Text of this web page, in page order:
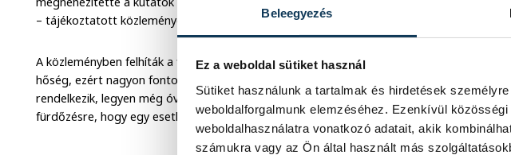
Beleegyezés
Ez a weboldal sütiket használ
Sütiket használunk a tartalmak és hirdetések
weboldalforgalmunk elemzéséhez. Ezenkívül
weboldalhasználatra vonatkozó adatait, akik
számukra vagy az Ön által használt más
– tájékoztatott közleményében a Vízimentők Magyarországi Szakszolgálata.
A közleményben felhíták a figyelmet arra is, hogy egyre melegebb lesz, már-már
hőség, ezért nagyon fontos a megfontolt fürdőzés, vízben tartózkodás. Aki ismert
rendelkezik, legyen még óvatosabb, ne terhelje magát! Minden esetben törekedjünk a
fürdőzésre, hogy egy esetleges rosszullét esetén azonnal segítséget kaphassunk,